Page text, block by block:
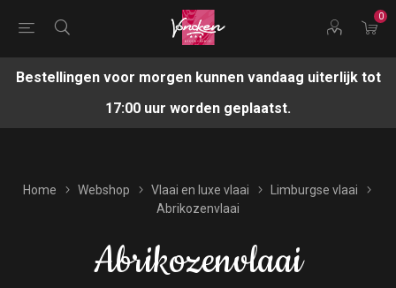
0
Bestellingen voor morgen kunnen vandaag uiterlijk tot
17:00 uur worden geplaatst.
Home Webshop Vlaai en luxe vlaai
Limburgse vlaai
Abrikozenvlaai
Abrikozenvlaai